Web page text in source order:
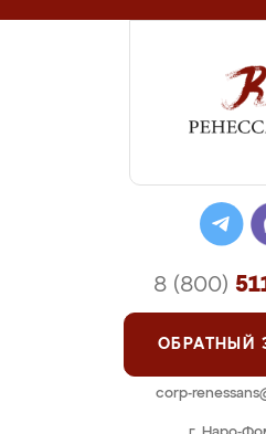
8 (800)
ОБРАТНЫЙ
corp-